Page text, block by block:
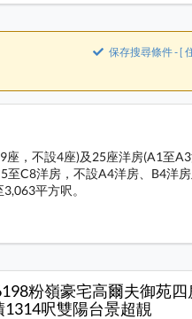
保存搜尋條件 - [
座，不設4座)及25座洋房(A1至
至C8洋房，不設A4洋房、B4洋
平方呎。
粉嶺豪宅高爾夫御苑四
呎雙陽台景超靚